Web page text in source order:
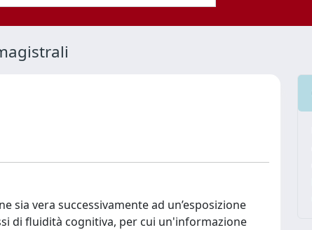
sia vera successivamente ad un’esposizione
di fluidità cognitiva, per cui un'informazione